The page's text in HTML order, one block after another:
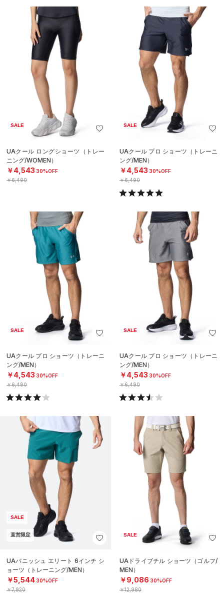
SALE
UAクール ロングショーツ（トレー
ニング/WOMEN）
￥4,543 30%OFF
￥6,490
SALE
UAクール プロ ショーツ（トレーニ
ング/MEN）
￥4,543 30%OFF
￥6,490
SALE
UAクール プロ ショーツ（トレーニ
ング/MEN）
￥4,543 30%OFF
￥6,490
SALE
UAクール プロ ショーツ（トレーニ
ング/MEN）
￥4,543 30%OFF
￥6,490
SALE
直営限定
UAバニッシュ エリート 6インチ シ
ョーツ（トレーニング/MEN）
￥5,54430%OFF
￥7,920
SALE
UAドライブチル ショーツ（ゴルフ/
MEN）
￥9,086 30%OFF
￥12,980